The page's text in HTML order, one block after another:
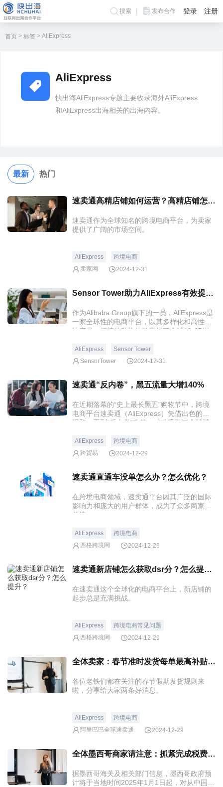
搜索 发布合作 登录 注册
首页 > 标签 > AliExpress
AliExpress
快出海AliExpress专题主要收录海外AliExpress
和AliExpress出海相关的出海内容。
最新 热门
速卖通高精店铺如何运营？高精店铺怎么开？
速卖通作为全球知名的跨境电商平台，为卖家
提供了广阔的市场空间。
AliExpress
跨境电商
卖家网
2024-12-31
Sensor Tower助力AliExpress有效提升自然新增和商店评分
作为Alibaba Group旗下的一员，AliExpress是
一家全球性的电商平台，以其多样化和高性价
比产品、便捷的购物体验赢得了全球18-65岁
AliExpress
Sensor Tower
SensorTower
2024-12-31
速卖通“反内卷”，黑五流量大增140%
在近期落幕的“史上最长黑五”购物节中，跨境
电商平台速卖通（AliExpress）凭借出色的表
现和一系列“反内卷”政策，成功吸引了全球消
AliExpress
跨境电商
跨贸易
2024-12-29
速卖通直通车没单怎么办？怎么优化？
在跨境电商领域，速卖通平台因其广泛的国际
影响力和庞大的用户群体，成为了众多商家的
首选。
AliExpress
跨境电商
西格跨境网
2024-12-29
速卖通新店铺怎么获取dsr分？怎么提升？
在速卖通这个全球化的电商平台上，新店铺的
起步总是充满挑战。
AliExpress
跨境电商常见问题
西格跨境网
2024-12-29
全体卖家：春节准时发货每单最高补贴2元！
各位老铁们都在关注的春节假期发货规则来
啦，分享给大家两条好消息。
AliExpress
跨境电商
阿里巴巴全球速卖通
2024-12-29
全体墨西哥商家请注意：抓紧完成税费代扣代缴签约
据墨西哥海关及相关部门信息，墨西哥政府预
计将于当地时间2025年1月1日起，对从中国销